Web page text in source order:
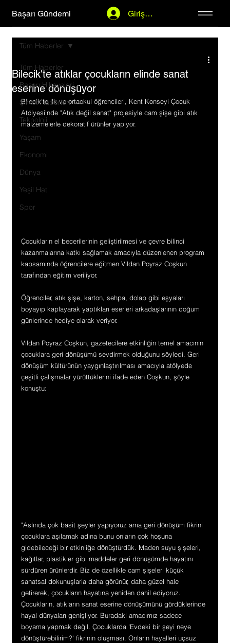
Başarı Gündemi Giriş Yap
Tüm Haberler
Başarı Hikayeleri
Şirket Haberleri
Teknoloji
Yaşam
Ekonomi
Dünya
Yeşil Hat
Spor
Tüm Haberler
Bilecik'te atıklar çocukların elinde sanat
eserine dönüşüyor
Bilecik'te ilk ve ortaokul öğrencileri, Kent Konseyi Çocuk
Atölyesi'nde "Atık değil sanat" projesiyle cam şişe gibi atık
malzemelerle dekoratif ürünler yapıyor.
Çocukların el becerilerinin geliştirilmesi ve çevre bilinci
kazanmalarına katkı sağlamak amacıyla düzenlenen program
kapsamında öğrencilere eğitmen Vildan Poyraz Coşkun
tarafından eğitim veriliyor.
Öğrenciler, atık şişe, karton, sehpa, dolap gibi eşyaları
boyayıp kaplayarak yaptıkları eserleri arkadaşlarının doğum
günlerinde hediye olarak veriyor.
Vildan Poyraz Coşkun, gazetecilere etkinliğin temel amacının
çocuklara geri dönüşümü sevdirmek olduğunu söyledi. Geri
dönüşüm kültürünün yaygınlaştırılması amacıyla atölyede
çeşitli çalışmalar yürüttüklerini ifade eden Coşkun, şöyle
konuştu:
"Aslında çok basit şeyler yapıyoruz ama geri dönüşüm fikrini
çocuklara aşılamak adına bunu onların çok hoşuna
gidebileceği bir etkinliğe dönüştürdük. Maden suyu şişeleri,
kağıtlar, plastikler gibi maddeler geri dönüşümde hayatını
sürdüren ürünlerdir. Biz de özellikle cam şişeleri küçük
sanatsal dokunuşlarla daha görünür, daha güzel hale
getirerek, çocukların hayatına yeniden dahil ediyoruz.
Çocukların, atıkların sanat eserine dönüşümünü gördüklerinde
hayal dünyaları genişliyor. Buradaki amacımız sadece
boyama yapmak değil. Çocuklarda 'Evdeki bir şeyi neye
dönüştürebilirim?' fikrinin oluşması. Onların hayalleri uçsuz